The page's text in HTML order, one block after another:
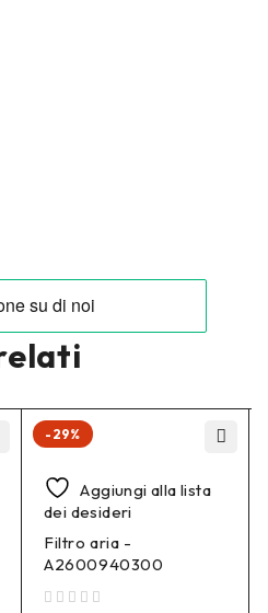
-29%
Aggiungi alla lista
dei desideri
Filtro aria -
A2600940300